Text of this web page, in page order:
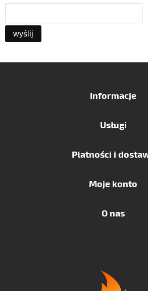
wyślij
Informacje
Usługi
Płatności i
Moje konto
O nas